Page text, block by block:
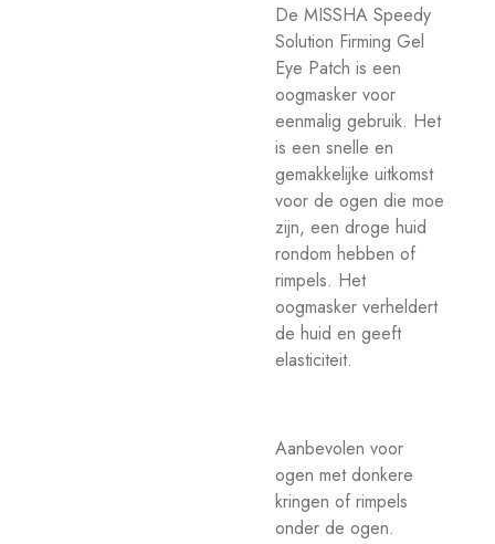
De MISSHA Speedy
Solution Firming Gel
Eye Patch is een
oogmasker voor
eenmalig gebruik. Het
is een snelle en
gemakkelijke uitkomst
voor de ogen die moe
zijn, een droge huid
rondom hebben of
rimpels. Het
oogmasker verheldert
de huid en geeft
elasticiteit.
Aanbevolen voor
ogen met donkere
kringen of rimpels
onder de ogen.